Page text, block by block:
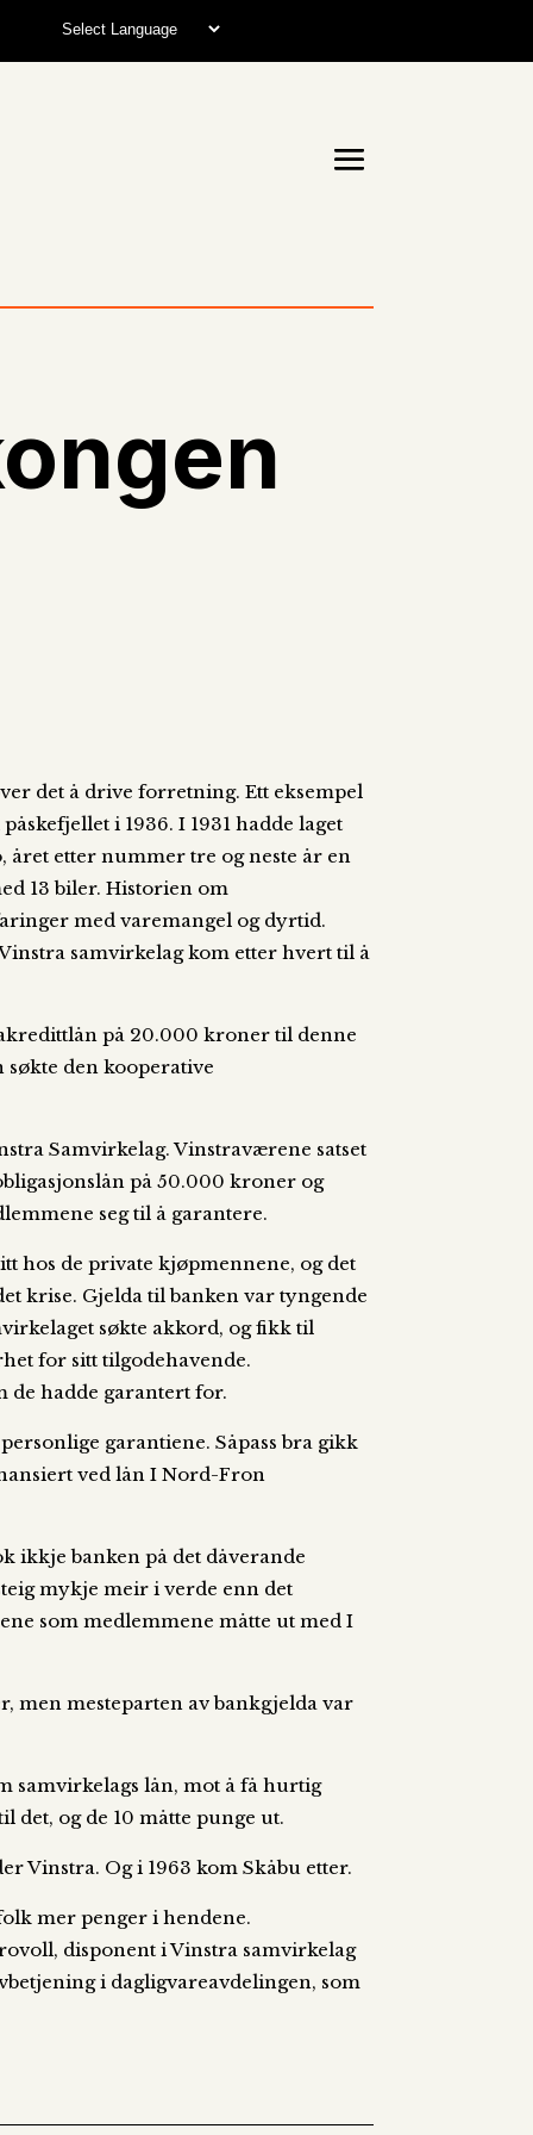
det å drive forretning. Ett eksempel
i 1936. I 1931 hadde laget
året etter nummer tre og neste år en
13 biler. Historien om
med varemangel og dyrtid.
samvirkelag kom etter hvert til å
på 20.000 kroner til denne
den kooperative
Samvirkelag. Vinstraværene satset
på 50.000 kroner og
seg til å garantere.
hos de private kjøpmennene, og det
krise. Gjelda til banken var tyngende
søkte akkord, og fikk til
for sitt tilgodehavende.
de hadde garantert for.
garantiene. Såpass bra gikk
ved lån I Nord-Fron
ikkje banken på det dåverande
mykje meir i verde enn det
som medlemmene måtte ut med I
men mesteparten av bankgjelda var
samvirkelags lån, mot å få hurtig
det, og de 10 måtte punge ut.
Vinstra. Og i 1963 kom Skåbu etter.
mer penger i hendene.
disponent i Vinstra samvirkelag
i dagligvareavdelingen, som